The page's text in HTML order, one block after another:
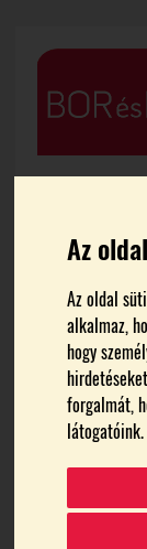
Az
Az oldal
alkalmaz,
hogy
forgalmát,
látogatóink.
FŐOLDAL